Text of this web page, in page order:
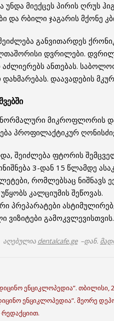
მიექცეს პირის ღრუს
და რბილი ჯაგარის მქონე
განვითარდეს
დვრილები.
ანთებას.
დაავადების
მიკროფლორის
პროფილაქტიკურ
შეიძლება ფტორის
3-დან 15 წლამდე
რომლებსაც ნიშნავს
კალციუმის შეწოვას.
პრეპარატები
გამოკვლევისთვის.
აღებულია dentalcafe.ge–დან.
ენციკლოპედია”. თბილისი,
ენციკლოპედია”. მეორე